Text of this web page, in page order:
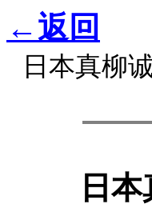
←返回
日本真柳
日